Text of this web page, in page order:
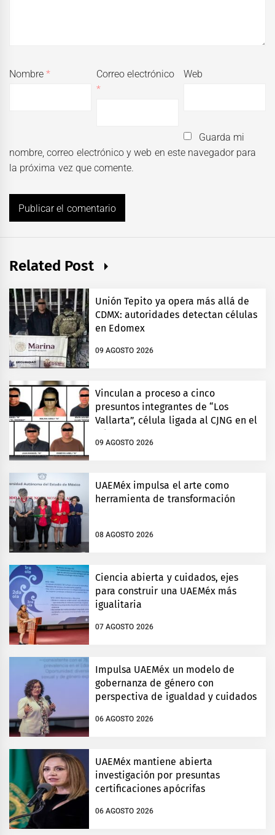
Nombre*
Correo electrónico
*
Web
Guarda mi
nombre, correo electrónico y web en este navegador para
la próxima vez que comente.
Related Post
Unión Tepito ya opera más allá de
CDMX: autoridades detectan células
en Edomex
09 AGOSTO 2026
Vinculan a proceso a cinco
presuntos integrantes de “Los
Vallarta”, célula ligada al CJNG en el
Edomex
09 AGOSTO 2026
UAEMéx impulsa el arte como
herramienta de transformación
08 AGOSTO 2026
Ciencia abierta y cuidados, ejes
para construir una UAEMéx más
igualitaria
07 AGOSTO 2026
Impulsa UAEMéx un modelo de
gobernanza de género con
perspectiva de igualdad y cuidados
06 AGOSTO 2026
UAEMéx mantiene abierta
investigación por presuntas
certificaciones apócrifas
06 AGOSTO 2026